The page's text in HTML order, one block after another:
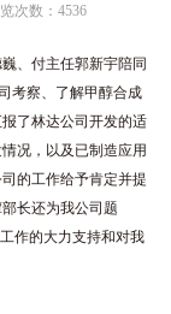
次数：4536
、付主任郭新宇陪同
考察、了解甲醇合成
了林达公司开发的适
况，以及已制造应用
的工作给予肯定并提
长还为我公司题
作的大力支持和对我